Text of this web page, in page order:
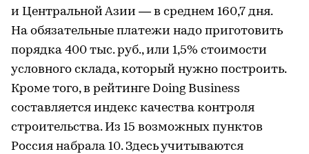
и Центральной Азии — в среднем 160,7 дня.
На обязательные платежи надо приготовить
порядка 400 тыс. руб., или 1,5% стоимости
условного склада, который нужно построить.
Кроме того, в рейтинге Doing Business
составляется индекс качества контроля
строительства. Из 15 возможных пунктов
Россия набрала 10. Здесь учитываются